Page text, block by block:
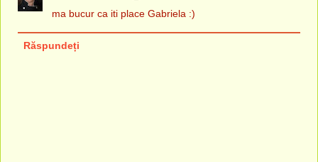
ma bucur ca iti place Gabriela :)
Răspundeți